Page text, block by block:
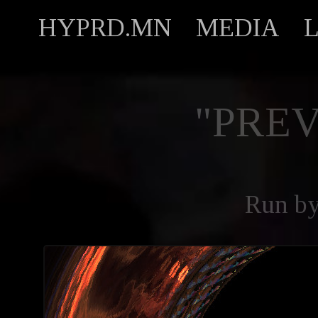
HYPRD.MN MEDIA
Run